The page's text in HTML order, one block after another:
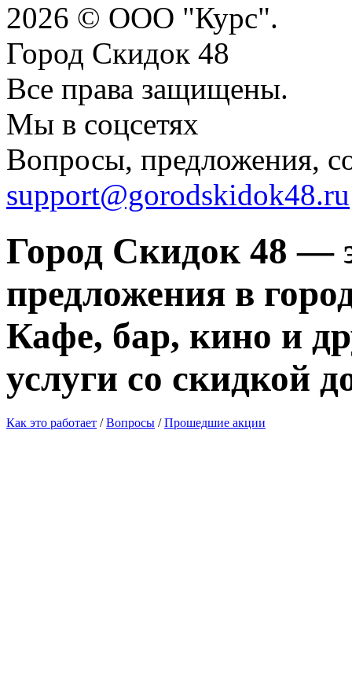
2026 © ООО "Курс".
Город Скидок 48
Все права защищены.
Мы в соцсетях
Вопросы, предложения,
support@gorodskidok48.ru
Город Скидок 48 —
предложения в
Кафе, бар, кино и
услуги со скидкой
Как это работает / Вопросы / Прошедшие акции